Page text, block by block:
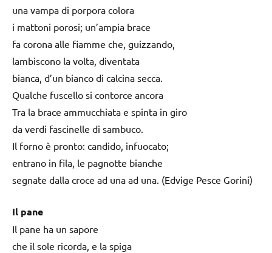
una vampa di porpora colora
i mattoni porosi; un’ampia brace
fa corona alle fiamme che, guizzando,
lambiscono la volta, diventata
bianca, d’un bianco di calcina secca.
Qualche fuscello si contorce ancora
Tra la brace ammucchiata e spinta in giro
da verdi fascinelle di sambuco.
Il forno è pronto: candido, infuocato;
entrano in fila, le pagnotte bianche
segnate dalla croce ad una ad una. (Edvige Pesce Gorini)
Il pane
Il pane ha un sapore
che il sole ricorda, e la spiga